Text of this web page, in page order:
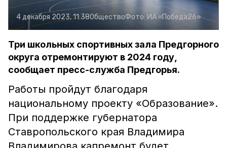
4 декабря 2023, 11:38ОбществоФото: ИА «Победа26»
Три школьных спортивных зала Предгорного
округа отремонтируют в 2024 году,
сообщает пресс-служба Предгорья.
Работы пройдут благодаря
национальному проекту «Образование».
При поддержке губернатора
Ставропольского края Владимира